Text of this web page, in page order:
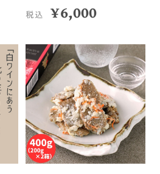
税込 ¥6,000